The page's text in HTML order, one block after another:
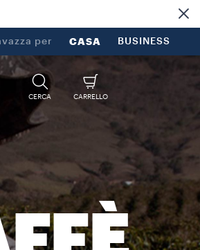
per CASA BUSINESS
CERCA CARRELLO